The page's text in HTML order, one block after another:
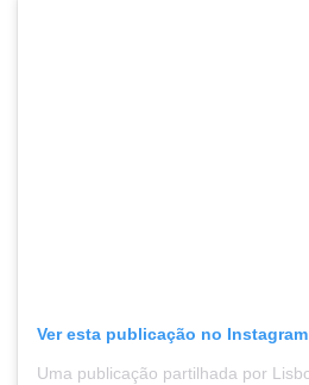
Ver esta publicação no Instagram